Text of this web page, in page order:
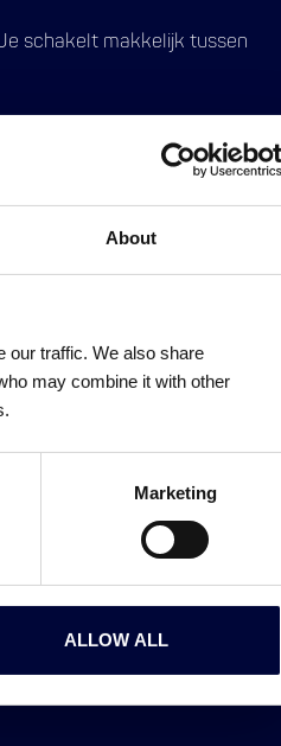
About
our traffic. We also share
may combine it with other
Marketing
ALLOW ALL
schakelt makkelijk tussen
automatisering;
uit te laten betalen in de vorm
een vergoeding van €0,23 per